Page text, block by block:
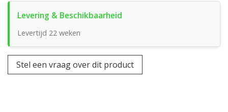
Levertijd 22 weken
Stel een vraag over dit product